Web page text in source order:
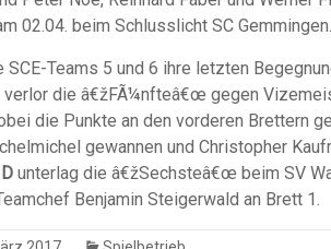
02.04. beim Schlusslicht SC Gemmingen.
Teams 5 und 6 ihre letzten
verlor die â€žFÃ¼nfteâ€œ gegen
die Punkte an den vorderen Brettern
gewannen und Christopher
unterlag die â€žSechsteâ€œ beim SV
Benjamin Steigerwald an Brett 1.